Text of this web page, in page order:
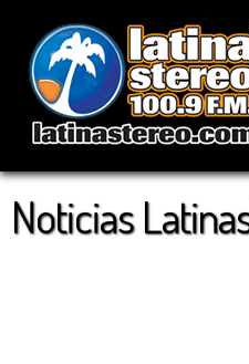
Noticias